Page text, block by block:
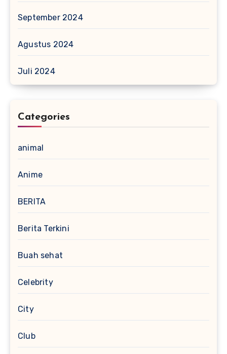
September 2024
Agustus 2024
Juli 2024
Categories
animal
Anime
BERITA
Berita Terkini
Buah sehat
Celebrity
City
Club